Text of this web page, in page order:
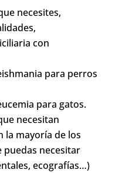
necesites,
con
para perros
para gatos.
necesitan
la mayoría de los
puedas necesitar
ecografías…)